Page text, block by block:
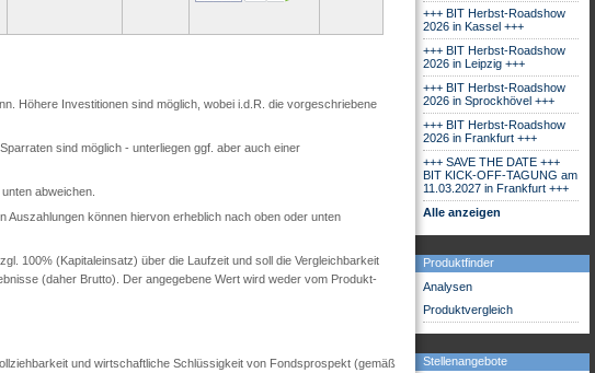
+++ BIT Herbst-Roadshow
2026 in Kassel +++
+++ BIT Herbst-Roadshow
2026 in Leipzig +++
+++ BIT Herbst-Roadshow
2026 in Sprockhövel +++
+++ BIT Herbst-Roadshow
2026 in Frankfurt +++
+++ SAVE THE DATE +++
BIT KICK-OFF-TAGUNG am
11.03.2027 in Frankfurt +++
Alle anzeigen
Produktfinder
Analysen
Produktvergleich
Stellenangebote
Höhere Investitionen sind möglich, wobei i.d.R. die vorgeschriebene
sind möglich - unterliegen ggf. aber auch einer
abweichen.
Auszahlungen können hiervon erheblich nach oben oder unten
100% (Kapitaleinsatz) über die Laufzeit und soll die Vergleichbarkeit
(daher Brutto). Der angegebene Wert wird weder vom Produkt-
und wirtschaftliche Schlüssigkeit von Fondsprospekt (gemäß